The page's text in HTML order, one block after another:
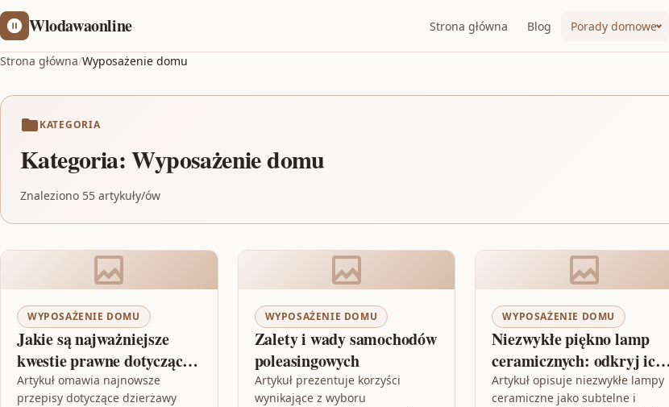
Wlodawaonline Strona główna Blog Porady domowe
Strona główna/Wyposażenie domu
KATEGORIA
Kategoria:Wyposażenie domu
Znaleziono 55 artykuły/ów
WYPOSAŻENIE DOMU
Jakie są najważniejsze
kwestie prawne dotyczące
mieszkań w Poznaniu?
Artykuł omawia najnowsze
przepisy dotyczące dzierżawy
WYPOSAŻENIE DOMU
Zalety i wady samochodów
poleasingowych
Artykuł prezentuje korzyści
wynikające z wyboru
WYPOSAŻENIE DOMU
Niezwykłe piękno lamp
ceramicznych: odkryj ich
urok w twoim wnętrzu
Artykuł opisuje niezwykłe lampy
ceramiczne jako subtelne i